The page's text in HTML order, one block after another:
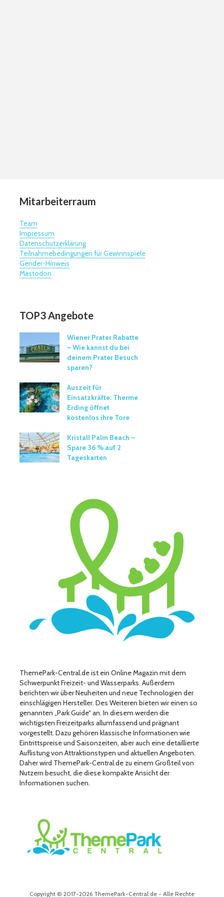
Mitarbeiterraum
Team
Impressum
Datenschutzerklärung
Teilnahmebedingungen für Gewinnspiele
Gender-Hinweis
Mastodon
TOP3 Angebote
Wiener Prater Rabatte
– Wie kannst du bei
deinem Prater Besuch
sparen?
Auszeit für
Einsatzkräfte: Therme
Erding öffnet
kostenlos ihre Tore
Kristall Palm Beach –
Spare 36 % auf 2
Tageskarten
ThemePark-Central.de ist ein Online Magazin mit dem
Schwerpunkt Freizeit- und Wasserparks. Außerdem
berichten wir über Neuheiten und neue Technologien der
einschlägigen Hersteller. Des Weiteren bieten wir einen so
genannten „Park Guide“ an. In diesem werden die
wichtigsten Freizeitparks allumfassend und prägnant
vorgestellt. Dazu gehören klassische Informationen wie
Eintrittspreise und Saisonzeiten, aber auch eine detaillierte
Auflistung von Attraktionstypen und aktuellen Angeboten.
Daher wird ThemePark-Central.de zu einem Großteil von
Nutzern besucht, die diese kompakte Ansicht der
Informationen suchen.
Copyright © 2017-2026 ThemePark-Central.de - Alle Rechte